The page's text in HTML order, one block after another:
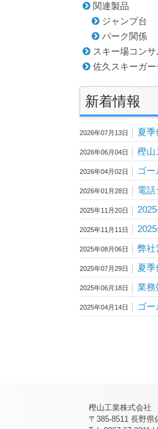
関連製品
ジャンプ台
パーク関係
スキー場コン
佐久スキーガ
新着情報
2026年07月13日 夏季
2026年06月04日 樫山
2026年04月02日 ゴ
2026年01月28日 電話
2025年11月20日
2025年11月11日
2025年08月06日 弊社
2025年07月29日 夏季
2025年06月18日 業務
2025年04月14日 ゴ
樫山工業株式会社
〒385-8511 長野県